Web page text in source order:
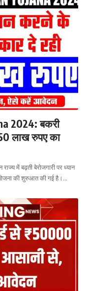
2024: बकरी
लाख रुपए का
में बढ़ती बेरोजगारी पर ध्यान
की शुरुआत की गई है।…